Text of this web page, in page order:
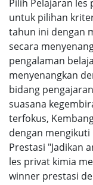
Pilih Pelajaran les
untuk pilihan
tahun ini dengan
secara
pengalaman
menyenangkan
bidang
suasana
terfokus,
dengan
Prestasi "Jadikan
les privat kimia
winner prestasi